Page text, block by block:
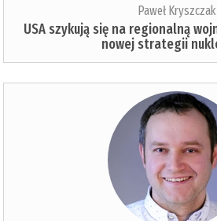
Paweł Kryszczak
USA szykują się na regionalną
nowej strategii